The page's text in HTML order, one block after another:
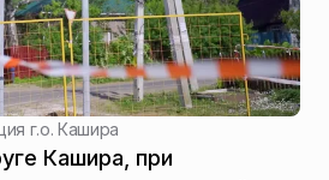
г.о. Кашира
Кашира, при